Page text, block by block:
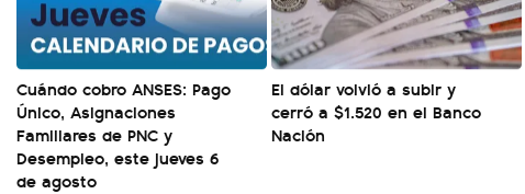
Cuándo cobro ANSES: Pago
Único, Asignaciones
Familiares de PNC y
Desempleo, este jueves 6
de agosto
El dólar volvió a subir y
cerró a $1.520 en el Banco
Nación